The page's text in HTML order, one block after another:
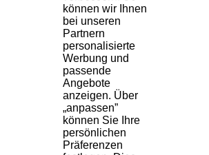
können wir Ihnen
bei unseren
Partnern
personalisierte
Werbung und
passende
Angebote
anzeigen. Über
„anpassen”
können Sie Ihre
persönlichen
Präferenzen